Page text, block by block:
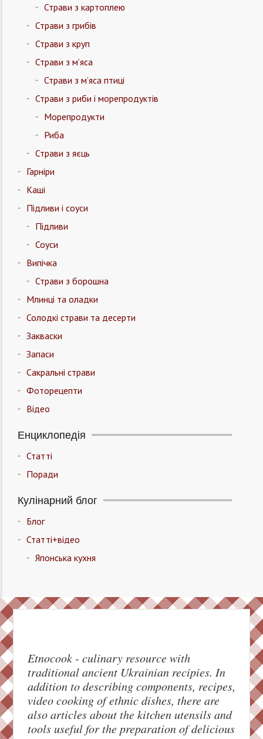
Страви з картоплею
Страви з грибів
Страви з круп
Страви з м’яса
Страви з м’яса птиці
Страви з риби і морепродуктів
Морепродукти
Риба
Страви з яєць
Гарніри
Каші
Підливи і соуси
Підливи
Соуси
Випічка
Страви з борошна
Млинці та оладки
Солодкі страви та десерти
Закваски
Запаси
Сакральні страви
Фоторецепти
Відео
Енциклопедія
Статті
Поради
Кулінарний блог
Блог
Статті+відео
Японська кухня
Etnocook - culinary resource with
traditional ancient Ukrainian recipies. In
addition to describing components, recipes,
video cooking of ethnic dishes, there are
also articles about the kitchen utensils and
tools useful for the preparation of delicious
Facebook
Pinterest